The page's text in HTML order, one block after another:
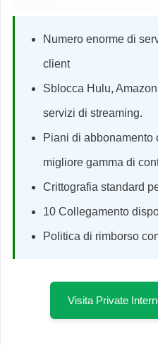
Numero enorme di
client
Sblocca Hulu,
servizi di streaming.
Piani di abbonamento
migliore gamma di
Crittografia standard
10 Collegamento
Politica di rimborso
Visita Private